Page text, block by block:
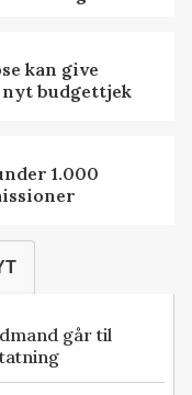
kan give
budgettjek
1.000
går til